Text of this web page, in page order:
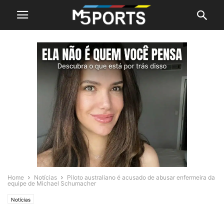
Home Notícias
Piloto australiano é acusado de abusar enfermeira da
equipe de Michael Schumacher
Notícias